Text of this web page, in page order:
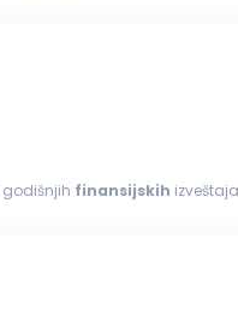
i godišnjih finansijskih